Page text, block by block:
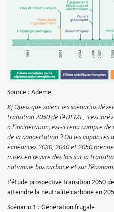
Source : Ademe
8) Quels que soient les scénarios
transition 2050 de l’ADEME, il est
à l’incinération, est-il tenu compte de
de la concertation ? Ou les capacités
échéances 2030, 2040 et 2050
mises en œuvre des lois sur la
nationale bas carbone et sur
L’étude prospective transition 2050
atteindre la neutralité carbone en
Scénario 1 : Génération frugale